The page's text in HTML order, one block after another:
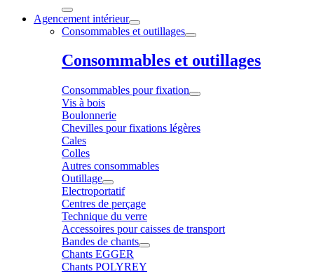
Agencement intérieur
Consommables et outillages
Consommables et outillages
Consommables pour fixation
Vis à bois
Boulonnerie
Chevilles pour fixations légères
Cales
Colles
Autres consommables
Outillage
Electroportatif
Centres de perçage
Technique du verre
Accessoires pour caisses de transport
Bandes de chants
Chants EGGER
Chants POLYREY